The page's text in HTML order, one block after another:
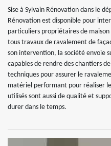
Sise à Sylvain Rénovation dans le
Rénovation est disponible pour
particuliers propriétaires de
tous travaux de ravalement de
son intervention, la société envoie
capables de rendre des chantiers
techniques pour assurer le
matériel performant pour réaliser
utilisés sont aussi de qualité et
durer dans le temps.